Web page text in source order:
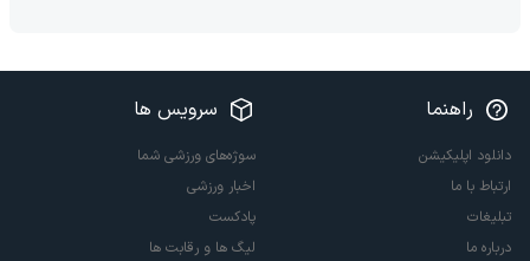
راهنما
دانلود اپلیکیشن
ارتباط با ما
تبلیغات
درباره ما
سرویس ها
سوژه‌های ورزشی شما
اخبار ورزشی
پادکست
لیگ ها و رقابت ها